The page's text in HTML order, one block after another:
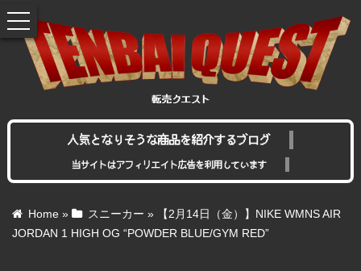
人気となりそうな商品を紹介するブログ
当サイトはアフィリエイト広告を利用しています
Home » スニーカー »
【2月14日（金）】NIKE WMNS AIR
JORDAN 1 HIGH OG “POWDER BLUE/GYM RED”
toggle
navigation